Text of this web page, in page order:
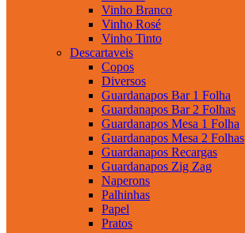
Vinho Branco
Vinho Rosé
Vinho Tinto
Descartaveis
Copos
Diversos
Guardanapos Bar 1 Folha
Guardanapos Bar 2 Folhas
Guardanapos Mesa 1 Folha
Guardanapos Mesa 2 Folhas
Guardanapos Recargas
Guardanapos Zig Zag
Naperons
Palhinhas
Papel
Pratos